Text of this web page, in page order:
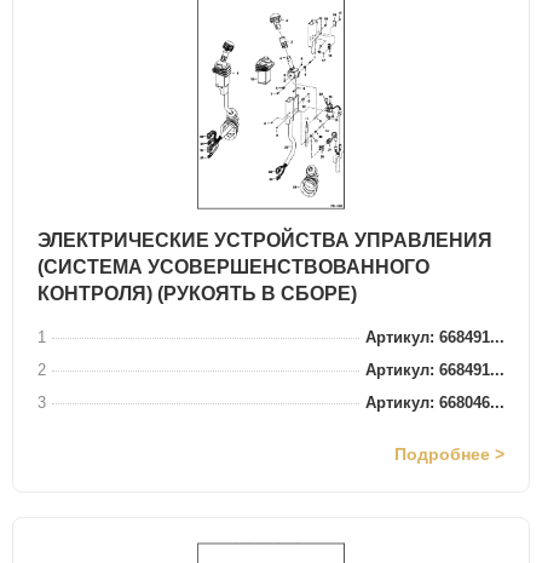
ЭЛЕКТРИЧЕСКИЕ УСТРОЙСТВА УПРАВЛЕНИЯ
(СИСТЕМА УСОВЕРШЕНСТВОВАННОГО
КОНТРОЛЯ) (РУКОЯТЬ В СБОРЕ)
1
Артикул: 668491...
2
Артикул: 668491...
3
Артикул: 668046...
Подробнее >